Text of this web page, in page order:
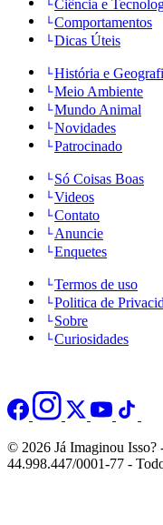
Ciência e
Comportamentos
Dicas Úteis
História e
Meio Ambiente
Mundo Animal
Novidades
Patrocinado
Só Coisas Boas
Videos
Contato
Anuncie
Enquetes
Termos de uso
Politica de
Sobre
Curiosidades
© 2026 Já Imaginou Isso?
44.998.447/0001-77 -